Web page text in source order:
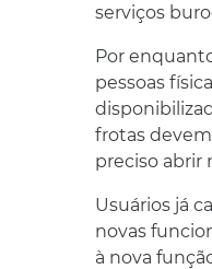
serviços
Por
pessoas
frotas
preciso abrir
Usuários já
novas
à nova